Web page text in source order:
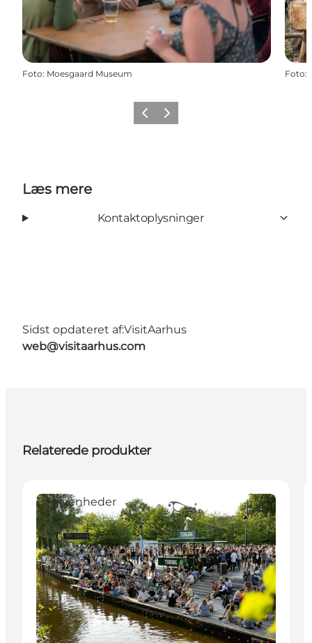
Foto: Moesgaard Museum Foto:
ForrigeNæste
Læs mere
Kontaktoplysninger
Sidst opdateret af:VisitAarhus
web@visitaarhus.com
Relaterede produkter
Begivenheder